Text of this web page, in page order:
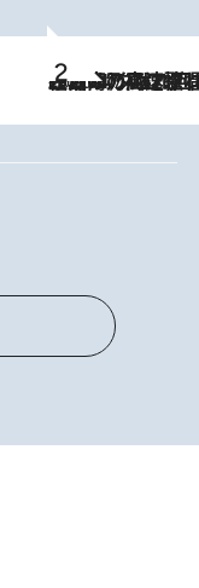
2026.8.7
「湘南乃風に憧れて」観客大盛上がりの“タオル回し”に、ラッパー顔負けの高速歌唱まで…さだまさし（74）のアグレッシブすぎる現在地